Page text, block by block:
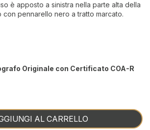
è apposto a sinistra nella parte alta della
pennarello nero a tratto marcato.
Originale con Certificato COA-R
AL CARRELLO